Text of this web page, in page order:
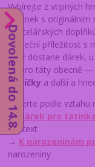
Vybírejte z vtipných
klíčenek s
kancelářských
sváteční příležitost s
když dostane dárek,
ne pro táty obecně
koníčky a další a
Vyberte podle vztahu
→ Dárek pro
kontext
→ K narozeninám
narozeniny
Dovolená do 14.8.